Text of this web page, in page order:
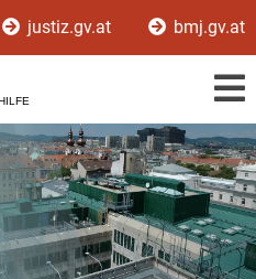
justiz.gv.at bmj.gv.at